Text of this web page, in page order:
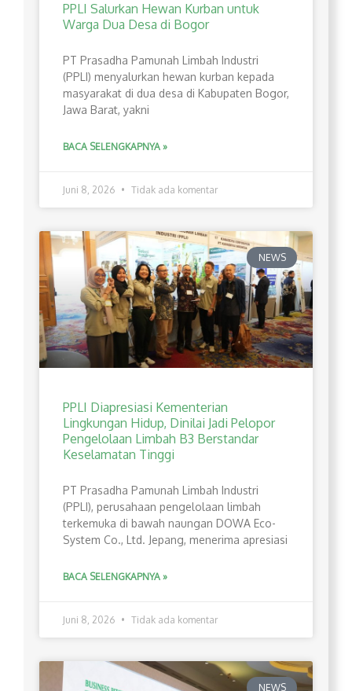
PPLI Salurkan Hewan Kurban untuk
Warga Dua Desa di Bogor
PT Prasadha Pamunah Limbah Industri
(PPLI) menyalurkan hewan kurban kepada
masyarakat di dua desa di Kabupaten Bogor,
Jawa Barat, yakni
BACA SELENGKAPNYA »
Juni 8, 2026 Tidak ada komentar
NEWS
PPLI Diapresiasi Kementerian
Lingkungan Hidup, Dinilai Jadi Pelopor
Pengelolaan Limbah B3 Berstandar
Keselamatan Tinggi
PT Prasadha Pamunah Limbah Industri
(PPLI), perusahaan pengelolaan limbah
terkemuka di bawah naungan DOWA Eco-
System Co., Ltd. Jepang, menerima apresiasi
BACA SELENGKAPNYA »
Juni 8, 2026 Tidak ada komentar
NEWS